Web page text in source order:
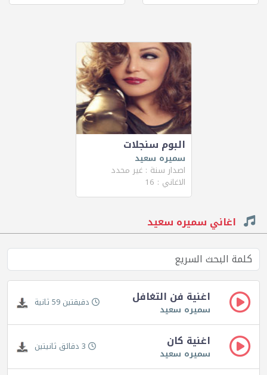
البوم سنجلات
سميره سعيد
اصدار سنة : غير محدد
الاغاني : 16
اغاني سميره سعيد
اغنية فن التغافل
سميره سعيد دقيقتين 59 ثانية
اغنية كان
سميره سعيد 3 دقائق ثانيتين